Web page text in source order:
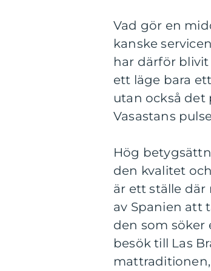
Vad gör en
kanske
har därför
ett läge bara
utan också det
Vasastans
Hög
den kvalitet
är ett ställe
av Spanien att
den som söker
besök till Las